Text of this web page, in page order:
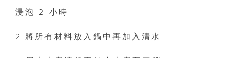
浸泡 2 小時
2.將所有材料放入鍋中再加入清水